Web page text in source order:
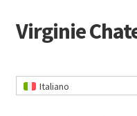
Vai
alla
Vai
al
Virginie
Italiano